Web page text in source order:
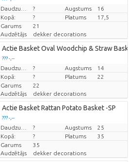
Cena par vienību
? Augstums
16
Kopā:
? Platums
17,5
Garums
21
Audzētājs
dekker decorations
Actie Basket Oval Woodchip & Straw Basket
??? -,--
Cena par vienību
? Augstums
14
Kopā:
? Platums
22
Garums
22
Audzētājs
dekker decorations
Actie Basket Rattan Potato Basket -SP
??? -,--
Cena par vienību
? Augstums
25
Kopā:
? Platums
35
Garums
35
Audzētājs
dekker decorations